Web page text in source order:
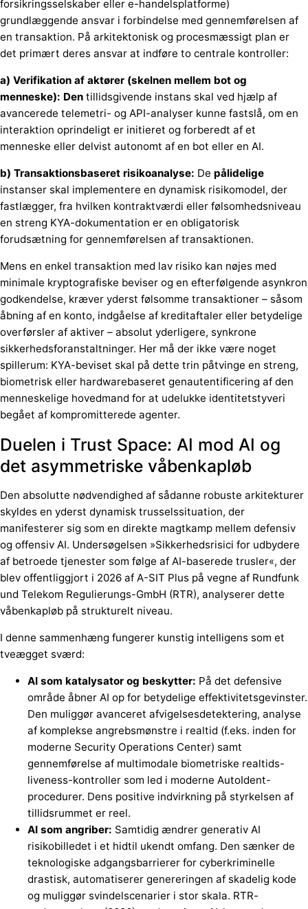
forsikringsselskaber eller e-handelsplatforme)
grundlæggende ansvar i forbindelse med gennemførelsen af
en transaktion. På arkitektonisk og procesmæssigt plan er
det primært deres ansvar at indføre to centrale kontroller:
a) Verifikation af aktører (skelnen mellem bot og
menneske): Den tillidsgivende instans skal ved hjælp af
avancerede telemetri- og API-analyser kunne fastslå, om en
interaktion oprindeligt er initieret og forberedt af et
menneske eller delvist autonomt af en bot eller en AI.
b) Transaktionsbaseret risikoanalyse: De pålidelige
instanser skal implementere en dynamisk risikomodel, der
fastlægger, fra hvilken kontraktværdi eller følsomhedsniveau
en streng KYA-dokumentation er en obligatorisk
forudsætning for gennemførelsen af transaktionen.
Mens en enkel transaktion med lav risiko kan nøjes med
minimale kryptografiske beviser og en efterfølgende asynkron
godkendelse, kræver yderst følsomme transaktioner – såsom
åbning af en konto, indgåelse af kreditaftaler eller betydelige
overførsler af aktiver – absolut yderligere, synkrone
sikkerhedsforanstaltninger. Her må der ikke være noget
spillerum: KYA-beviset skal på dette trin påtvinge en streng,
biometrisk eller hardwarebaseret genautentificering af den
menneskelige hovedmand for at udelukke identitetstyveri
begået af kompromitterede agenter.
Duelen i Trust Space: AI mod AI og
det asymmetriske våbenkapløb
Den absolutte nødvendighed af sådanne robuste arkitekturer
skyldes en yderst dynamisk trusselssituation, der
manifesterer sig som en direkte magtkamp mellem defensiv
og offensiv AI. Undersøgelsen »Sikkerhedsrisici for udbydere
af betroede tjenester som følge af AI-baserede trusler«, der
blev offentliggjort i 2026 af A-SIT Plus på vegne af Rundfunk
und Telekom Regulierungs-GmbH (RTR), analyserer dette
våbenkapløb på strukturelt niveau.
I denne sammenhæng fungerer kunstig intelligens som et
tveægget sværd:
AI som katalysator og beskytter: På det defensive
område åbner AI op for betydelige effektivitetsgevinster.
Den muliggør avanceret afvigelsesdetektering, analyse
af komplekse angrebsmønstre i realtid (f.eks. inden for
moderne Security Operations Center) samt
gennemførelse af multimodale biometriske realtids-
liveness-kontroller som led i moderne AutoIdent-
procedurer. Dens positive indvirkning på styrkelsen af
tillidsrummet er reel.
AI som angriber: Samtidig ændrer generativ AI
risikobilledet i et hidtil ukendt omfang. Den sænker de
teknologiske adgangsbarrierer for cyberkriminelle
drastisk, automatiserer genereringen af skadelig kode
og muliggør svindelscenarier i stor skala. RTR-